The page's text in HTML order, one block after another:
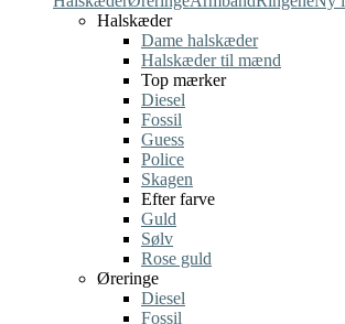
Halskæder
Dame halskæder
Halskæder til mænd
Top mærker
Diesel
Fossil
Guess
Police
Skagen
Efter farve
Guld
Sølv
Rose guld
Øreringe
Diesel
Fossil